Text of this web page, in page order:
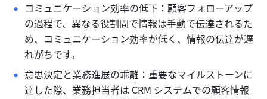
コミュニケーション効率の低下：顧客フォローアップ
の過程で、異なる役割間で情報は手動で伝達されるた
め、コミュニケーション効率が低く、情報の伝達が遅
れがちです。
意思決定と業務進展の乖離：重要なマイルストーンに
達した際、業務担当者は CRM システムでの顧客情報